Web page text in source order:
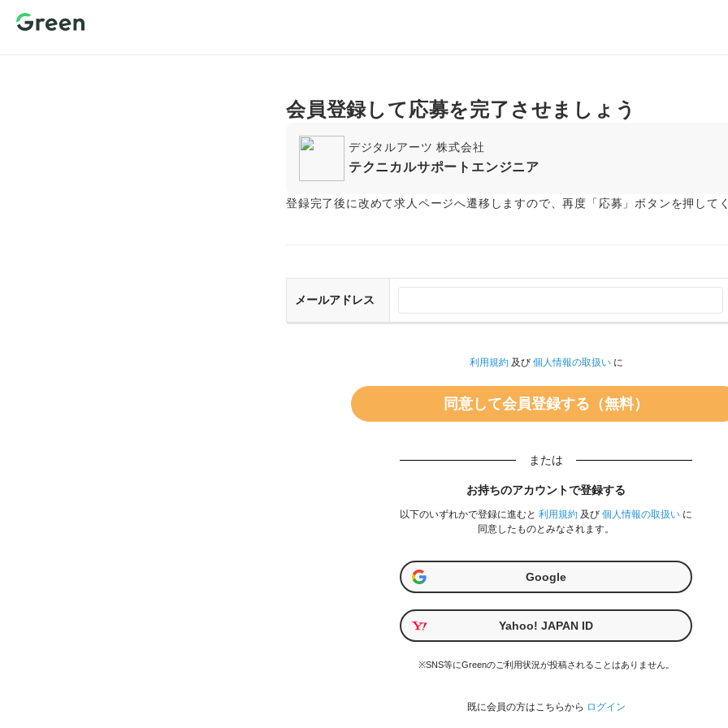
会員登録して応募を完了させましょう
デジタルアーツ 株式会社
テクニカルサポートエンジニア
登録完了後に改めて求人ページへ遷移しますので、再度「応募」ボタンを押して
メールアドレス
利用規約及び 個人情報の取扱いに
または
お持ちのアカウントで登録する
以下のいずれかで登録に進むと 利用規約 及び 個人情報の取扱い に
同意したものとみなされます。
Google
Yahoo! JAPAN ID
※SNS等にGreenのご利用状況が投稿されることはありません。
既に会員の方はこちらから ログイン